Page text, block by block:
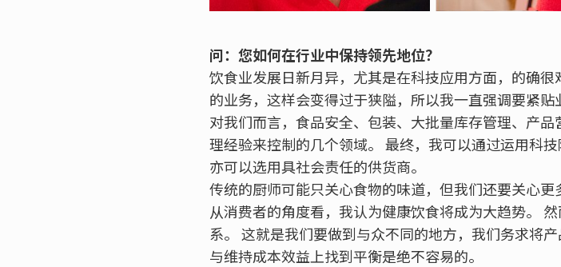
问：您如何在行业中保持领先地位？
饮食业发展日新月异，尤其是在科技应用方面，的确
的业务，这样会变得过于狭隘，所以我一直强调要紧贴
对我们而言，食品安全、包装、大批量库存管理、产
理经验来控制的几个领域。 最终，我可以通过运用科
亦可以选用具社会责任的供货商。
传统的厨师可能只关心食物的味道，但我们还要关心更
从消费者的角度看，我认为健康饮食将成为大趋势。
系。 这就是我们要做到与众不同的地方，我们务求将
与维持成本效益上找到平衡是绝不容易的。